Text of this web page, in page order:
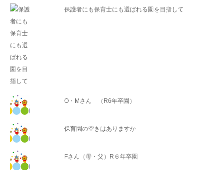
保護者にも保育士にも選ばれる園を目指して
O・Mさん （R6年卒園）
保育園の空きはありますか
Fさん（母・父）R６年卒園